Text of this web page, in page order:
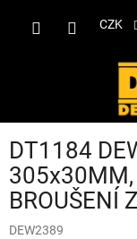
CZK
DT1184
305x30MM,
BROUŠENÍ
DEW2389